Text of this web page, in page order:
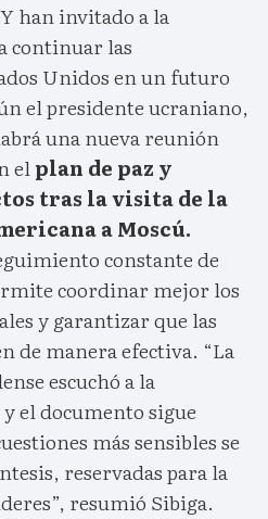
han invitado a la
continuar las
Unidos en un futuro
el presidente ucraniano,
una nueva reunión
elplan de paz y
tras la visita de la
a Moscú.
constante de
coordinar mejor los
y garantizar que las
de manera efectiva. “La
escuchó a la
el documento sigue
más sensibles se
reservadas para la
resumió Sibiga.